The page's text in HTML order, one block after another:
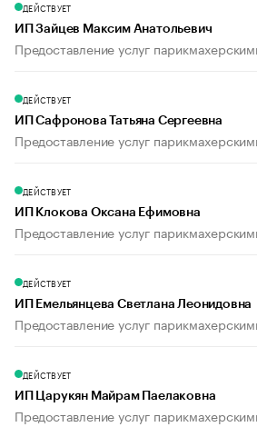
ДЕЙСТВУЕТ
ИП Зайцев Максим Анатольевич
Предоставление услуг
ДЕЙСТВУЕТ
ИП Сафронова Татьяна Сергеевна
Предоставление услуг
ДЕЙСТВУЕТ
ИП Клокова Оксана Ефимовна
Предоставление услуг
ДЕЙСТВУЕТ
ИП Емельянцева Светлана Леонидовна
Предоставление услуг
ДЕЙСТВУЕТ
ИП Царукян Майрам Паелаковна
Предоставление услуг